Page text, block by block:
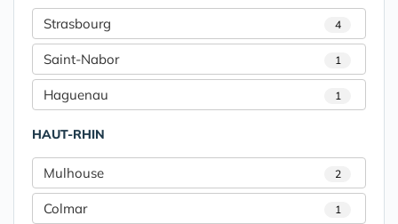
Strasbourg 4
Saint-Nabor 1
Haguenau 1
HAUT-RHIN
Mulhouse 2
Colmar 1